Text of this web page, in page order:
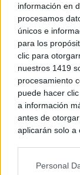
información en
procesamos
únicos e
para los
clic para
nuestros 1419
procesamiento
puede hacer
a información
antes de
aplicarán solo a
rechazar tal
Personal